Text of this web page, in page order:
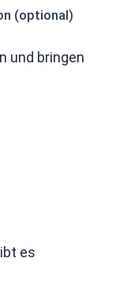
(optional)
und bringen
es